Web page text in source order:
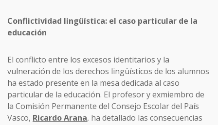
Conflictividad lingüística: el caso particular de la
educación
El conflicto entre los excesos identitarios y la
vulneración de los derechos lingüísticos de los alumnos
ha estado presente en la mesa dedicada al caso
particular de la educación. El profesor y exmiembro de
la Comisión Permanente del Consejo Escolar del País
Vasco, Ricardo Arana, ha detallado las consecuencias